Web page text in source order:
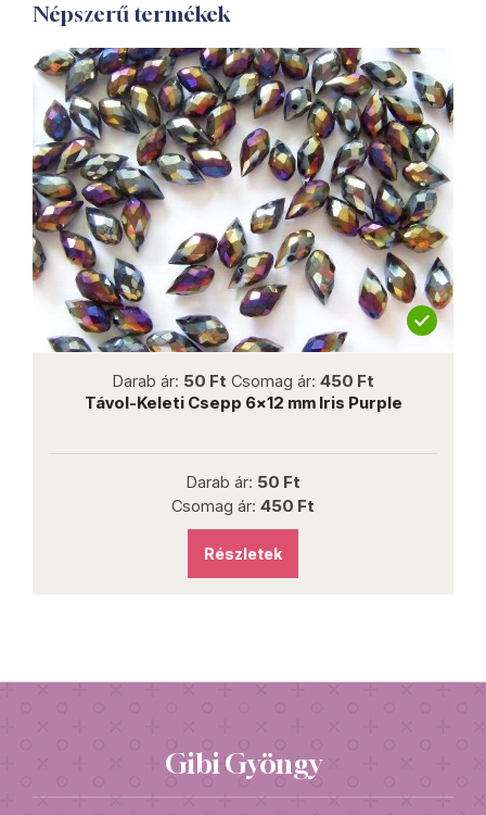
Népszerű termékek
Darab ár: 50 Ft Csomag ár: 450 Ft
Távol-Keleti Csepp 6x12 mm Iris Purple
Darab ár: 50 Ft
Csomag ár: 450 Ft
Részletek
Gibi Gyöngy